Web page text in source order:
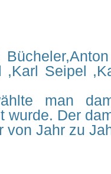
,Karl Seipel
man
wurde. Der
von Jahr zu